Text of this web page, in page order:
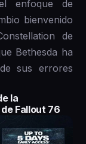
enfoque de
bienvenido
de
Bethesda ha
sus errores
la
Fallout 76